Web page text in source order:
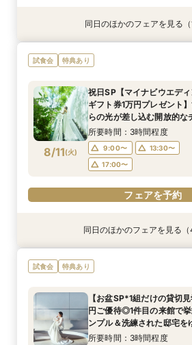
特典あり
8/10 月
【30名様以下OK】大人気
貸切に！全天候型のフォト
お食事会場など最旬のミニ
感
所要時間：3時間程度
10:00〜
13:30〜
17:00〜
フェアを予約
同日のほかのフェアを見る（
試食会 特典あり
8/11(火)
祝日SP【マイナビウエデ
ギフト券1万円プレゼント
らの光が差し込む開放的な
日常空間の披露宴会場を見
付フェア
所要時間：3時間程度
9:00〜
13:30〜
17:00〜
フェアを予約
特典あり
8/11(火)
短期間でも理想が叶う◆安
付フェア
9:00〜
13:30〜
17:00〜
特典あり
8/11(火)
ドレス1着無料で選べる*上
貸切Ｗ×絶品試食
9:00〜
13:30〜
17:00〜
特典あり
8/11(火)
【30名様以下OK】大人気
貸切に！全天候型のフォト
お食事会場など最旬のミ
感
所要時間：3時間程度
9:00〜
13:30〜
17:00〜
特典あり
8/11(火)
【料理重視◎】国産牛・ト
む”フルコース試食
9:00〜
13:30〜
17:00〜
同日のほかのフェアを見る（
試食会 特典あり
【お盆SP*1組だけの貸切
円ご優待◎1件目の来館で
ンプル＆洗練された邸宅を
所要時間：3時間程度